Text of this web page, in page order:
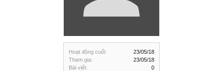
Hoạt động cuối:
23/05/18
Tham gia:
23/05/18
Bài viết:
0